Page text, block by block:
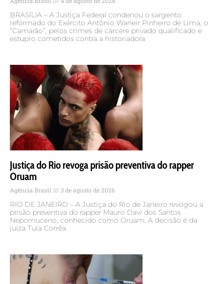
BRASÍLIA – A Justiça Federal condenou o sargento
reformado do Exército Antônio Waneir Pinheiro de Lima, o
“Camarão”, pelos crimes de cárcere privado qualificado e
estupro cometidos contra a historiadora
Justiça do Rio revoga prisão preventiva do rapper
Oruam
Agência Brasil 3 de agosto de 2026
RIO DE JANEIRO – A Justiça do Rio de Janeiro revogou a
prisão preventiva do rapper Mauro Davi dos Santos
Nepomuceno, conhecido como Oruam. A decisão é da
juíza Tula Corrêa